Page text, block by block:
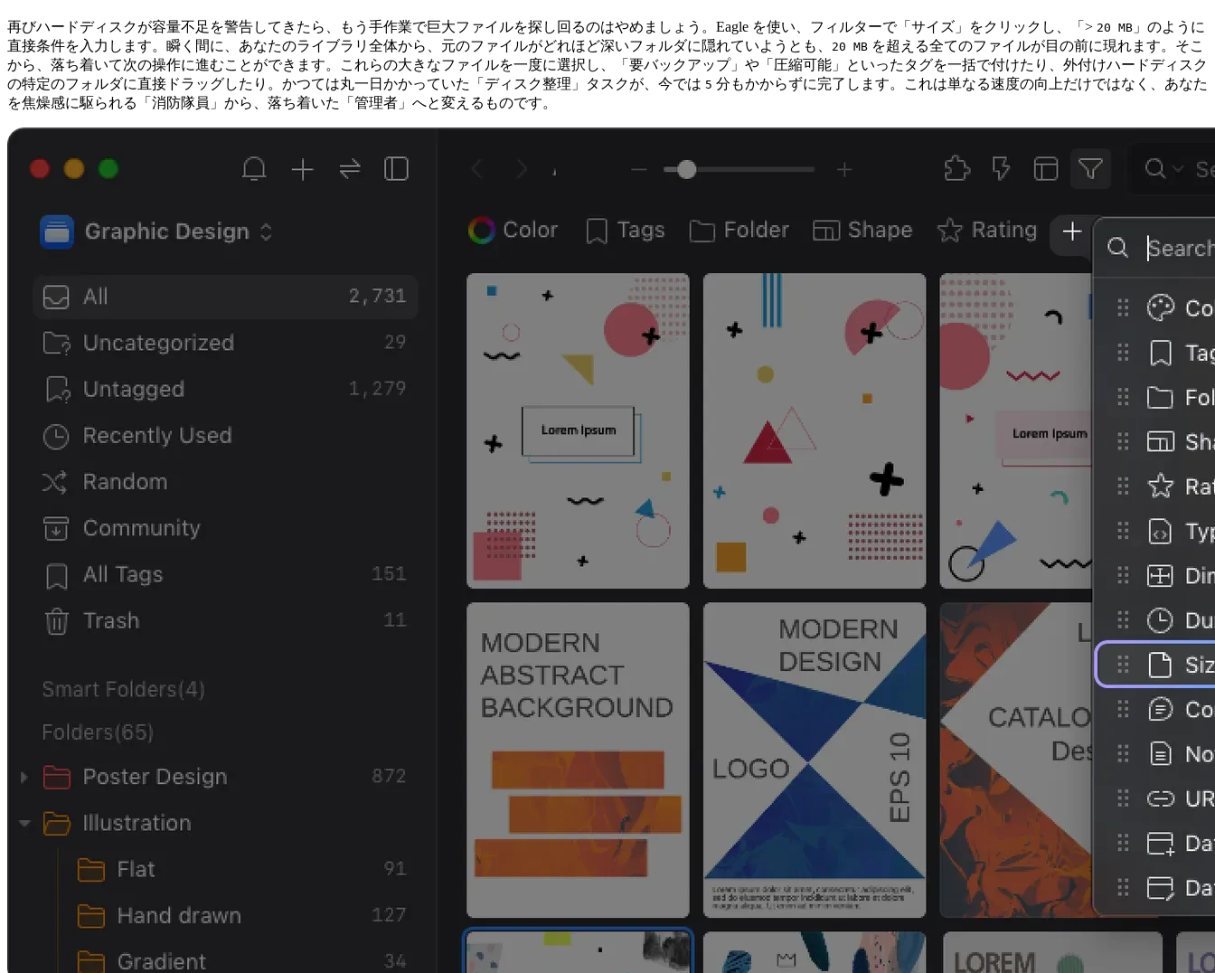
再びハードディスクが容量不足を警告してきたら、もう手作業で巨大ファイルを探し回るのはやめましょう。Eagle を使い、フィルターで「サイズ」をクリックし、「> 20 MB 」のように
直接条件を入力します。瞬く間に、あなたのライブラリ全体から、元のファイルがどれほど深いフォルダに隠れていようとも、
20 MB を超える全てのファイルが目の前に現れます。そこ
から、落ち着いて次の操作に進むことができます。これらの大きなファイルを一度に選択し、「要バックアップ」や「圧縮可能」といったタグを一括で付けたり、外付けハードディスク
の特定のフォルダに直接ドラッグしたり。かつては丸一日かかっていた「ディスク整理」タスクが、今では 5 分もかからずに完了します。これは単なる速度の向上だけではなく、あなた
を焦燥感に駆られる「消防隊員」から、落ち着いた「管理者」へと変えるものです。